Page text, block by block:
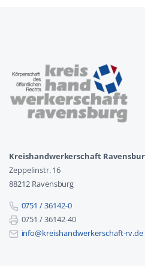
Kreishandwerkerschaft
Zeppelinstr. 16
88212 Ravensburg
0751 / 36142-0
0751 / 36142-40
info@kreishandwerkerschaft-rv.de